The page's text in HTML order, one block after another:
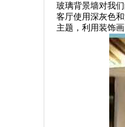
玻璃背景墙对我
客厅使用深灰色
主题，利用装饰